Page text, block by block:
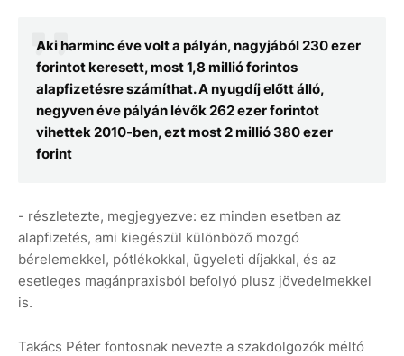
Aki harminc éve volt a pályán, nagyjából 230 ezer
forintot keresett, most 1,8 millió forintos
alapfizetésre számíthat. A nyugdíj előtt álló,
negyven éve pályán lévők 262 ezer forintot
vihettek 2010-ben, ezt most 2 millió 380 ezer
forint
- részletezte, megjegyezve: ez minden esetben az
alapfizetés, ami kiegészül különböző mozgó
bérelemekkel, pótlékokkal, ügyeleti díjakkal, és az
esetleges magánpraxisból befolyó plusz jövedelmekkel
is.
Takács Péter fontosnak nevezte a szakdolgozók méltó